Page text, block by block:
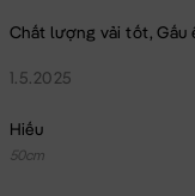
Chất lượng vải tốt, Gấu
1.5.2025
Hiếu
50cm